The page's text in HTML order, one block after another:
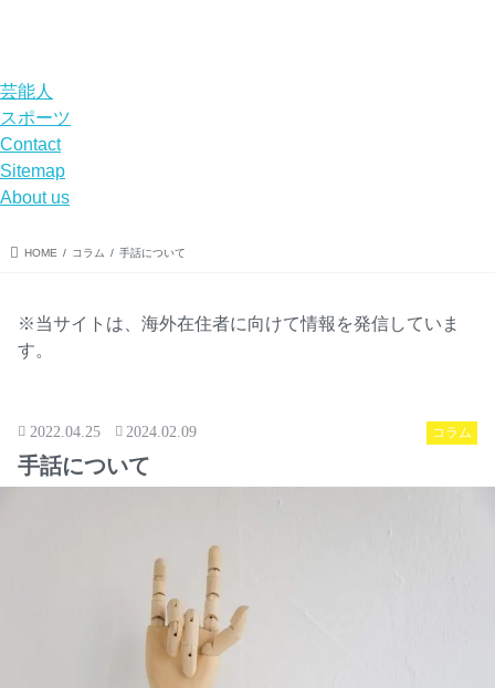
芸能人
スポーツ
Contact
Sitemap
About us
HOME コラム 手話について
※当サイトは、海外在住者に向けて情報を発信していま
す。
コラム
2022.04.25 2024.02.09
手話について